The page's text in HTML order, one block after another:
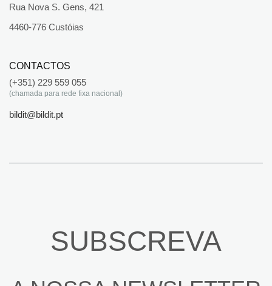
Rua Nova S. Gens, 421
4460-776 Custóias
CONTACTOS
(+351) 229 559 055
(chamada para rede fixa nacional)
bildit@bildit.pt
SUBSCREVA